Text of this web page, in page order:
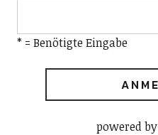
* = Benötigte Eingabe
powered by